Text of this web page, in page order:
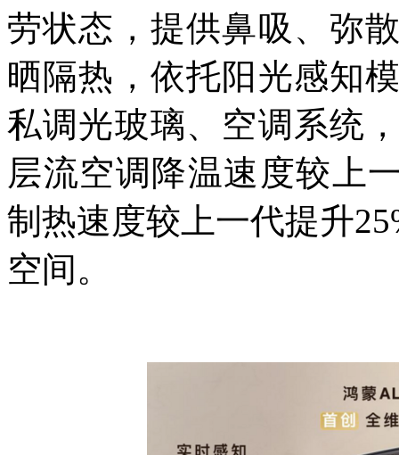
劳状态，提供鼻吸、弥
晒隔热，依托阳光感知
私调光玻璃、空调系统
层流空调降温速度较上
制热速度较上一代提升
空间。